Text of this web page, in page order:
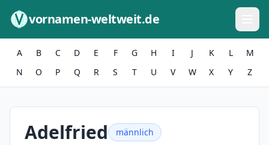
vornamen-weltweit.de
A B C D E F G H I J K L
M
N
O P Q R S T U V W X Y Z
Adelfried männlich